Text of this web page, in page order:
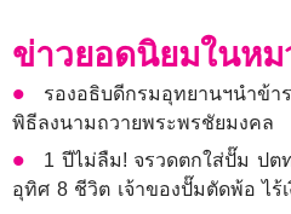
ข่าวยอดนิยมในห
รองอธิบดีกรมอุทยานฯนำข้า
พิธีลงนามถวายพระพรชัยมงคล
1 ปีไม่ลืม! จรวดตกใส่ปั๊ม ป
อุทิศ 8 ชีวิต เจ้าของปั๊มตัดพ้อ ไร้เ